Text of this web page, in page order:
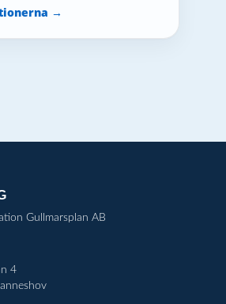
→
Gullmarsplan AB
4